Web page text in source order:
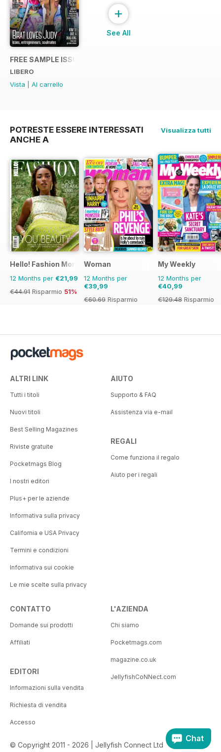
FREE SAMPLE ISSUE
LIBERO
Vista
Al carrello
+
See All
POTRESTE ESSERE INTERESSATI
ANCHE A
Visualizza tutti
Hello! Fashion Monthly
12 Months per €21,99
€44.91 Risparmio 51%
Woman
12 Months per
€39,99
€60.69 Risparmio
My Weekly
12 Months per
€40,99
€129.48 Risparmio
ALTRI LINK
Tutti i titoli
Nuovi titoli
Best Selling Magazines
Riviste gratuite
Pocketmags Blog
I nostri editori
Plus+ per le aziende
Informativa sulla privacy
California e USA Privacy
Termini e condizioni
Informativa sui cookie
Le mie scelte sulla privacy
AIUTO
Supporto & FAQ
Assistenza via e-mail
REGALI
Come funziona il regalo
Aiuto per i regali
CONTATTO
Domande sui prodotti
Affiliati
EDITORI
Informazioni sulla vendita
Richiesta di vendita
Accesso
L'AZIENDA
Chi siamo
Pocketmags.com
magazine.co.uk
JellyfishCoNNect.com
© Copyright 2011 - 2026 | Jellyfish Connect Ltd
Chat